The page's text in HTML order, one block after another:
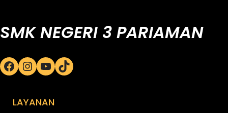
SMK NEGERI 3 PARIAMAN
Facebook Instagram YouTube TikTok
LAYANAN